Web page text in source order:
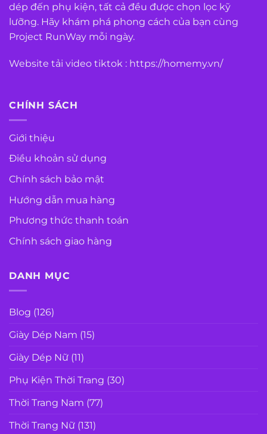
dép đến phụ kiện, tất cả đều được chọn lọc kỹ
lưỡng. Hãy khám phá phong cách của bạn cùng
Project RunWay mỗi ngày.
Website tải video tiktok : https://homemy.vn/
CHÍNH SÁCH
Giới thiệu
Điều khoản sử dụng
Chính sách bảo mật
Hướng dẫn mua hàng
Phương thức thanh toán
Chính sách giao hàng
DANH MỤC
Blog (126)
Giày Dép Nam (15)
Giày Dép Nữ (11)
Phụ Kiện Thời Trang (30)
Thời Trang Nam (77)
Thời Trang Nữ (131)